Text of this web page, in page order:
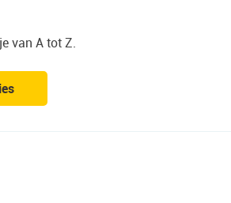
van A tot Z.